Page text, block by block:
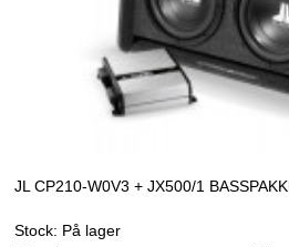
JL CP210-W0V3 + JX500/1
Stock: På lager